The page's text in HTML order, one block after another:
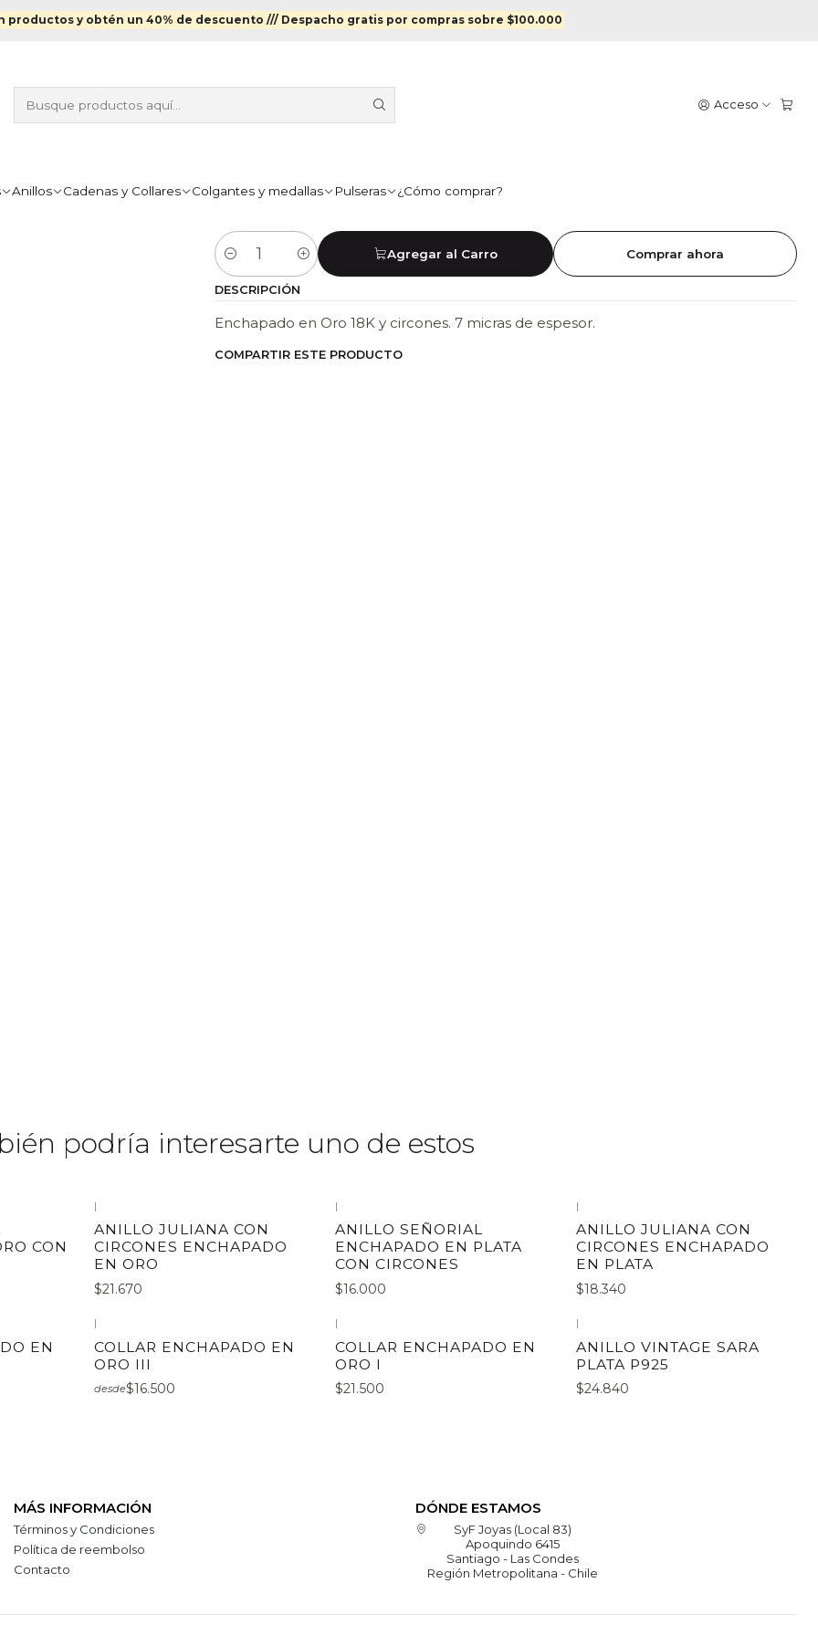
Acceso
Anillos Cadenas y Collares Colgantes y medallas Pulseras ¿Cómo comprar?
productos y obtén un 40% de descuento /// Despacho gratis por compras sobre $100.000
Enchapados en Oro Anillo medio brillo con circones intercalado enchapado en oro
ANILLO MEDIO BRILLO CON CIRCONES
INTERCALADO ENCHAPADO EN ORO
11 13 15 17 19 14
Cantidad
Agregar al Carro Comprar ahora
DESCRIPCIÓN
Enchapado en Oro 18K y circones. 7 micras de espesor.
COMPARTIR ESTE PRODUCTO
podría interesarte uno de estos
CON
|
ANILLO JULIANA CON
CIRCONES ENCHAPADO
EN ORO
$21.670
|
ANILLO SEÑORIAL
ENCHAPADO EN PLATA
CON CIRCONES
$16.000
|
ANILLO JULIANA CON
CIRCONES ENCHAPADO
EN PLATA
$18.340
EN
|
COLLAR ENCHAPADO EN
ORO III
desde$16.500
|
COLLAR ENCHAPADO EN
ORO I
$21.500
|
ANILLO VINTAGE SARA
PLATA P925
$24.840
MÁS INFORMACIÓN
Términos y Condiciones
Política de reembolso
Contacto
DÓNDE ESTAMOS
SyF Joyas (Local 83)
Apoquindo 6415
Santiago - Las Condes
Región Metropolitana - Chile